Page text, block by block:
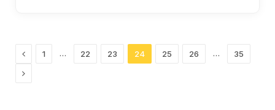
Previous
1 … 22 23 24 25 26 … 35
Next